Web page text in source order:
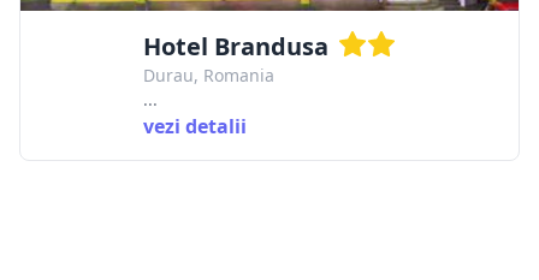
Hotel Brandusa
Durau, Romania
...
vezi detalii